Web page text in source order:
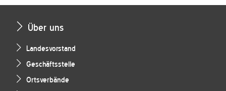
Über uns
Landesvorstand
Geschäftsstelle
Ortsverbände